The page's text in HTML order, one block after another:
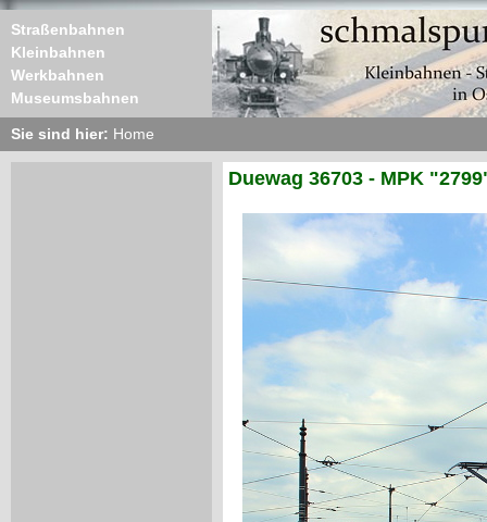
Straßenbahnen
Kleinbahnen
Werkbahnen
Museumsbahnen
Sie sind hier: Home
Duewag 36703 - MPK